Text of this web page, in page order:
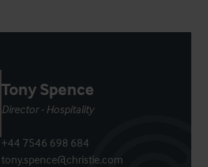
Tony Spence
Director - Hospitality
+44 7546 698 684
tony.spence@christie.com